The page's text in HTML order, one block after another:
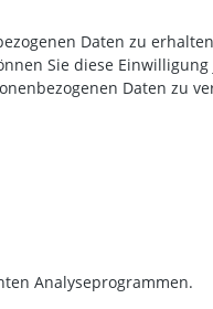
Daten zu
Sie diese
Daten zu
Analyseprogrammen.